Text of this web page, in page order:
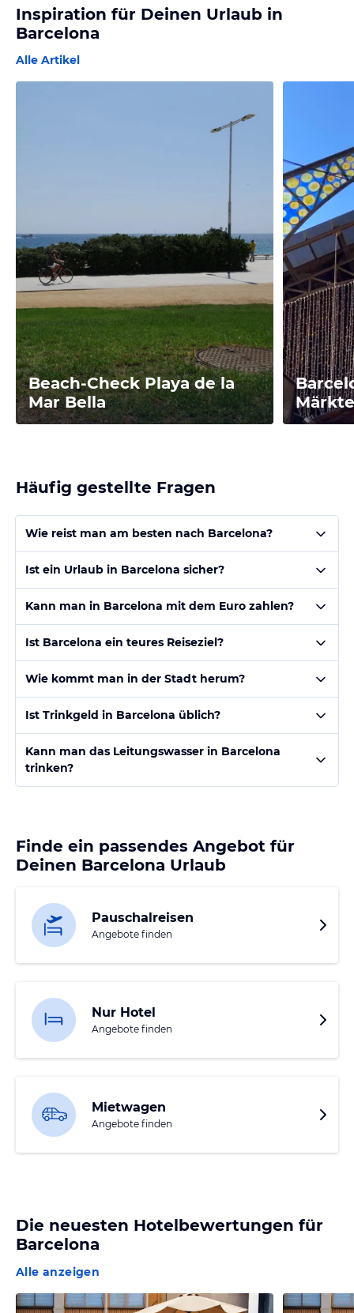
Inspiration für Deinen Urlaub in
Barcelona
Alle Artikel
Beach-Check Playa de la
Mar Bella
Häufig gestellte Fragen
Wie reist man am besten nach Barcelona?
Ist ein Urlaub in Barcelona sicher?
Kann man in Barcelona mit dem Euro zahlen?
Ist Barcelona ein teures Reiseziel?
Wie kommt man in der Stadt herum?
Ist Trinkgeld in Barcelona üblich?
Kann man das Leitungswasser in Barcelona
trinken?
Finde ein passendes Angebot für
Deinen Barcelona Urlaub
Pauschalreisen
Angebote finden
Nur Hotel
Angebote finden
Mietwagen
Angebote finden
Die neuesten Hotelbewertungen für
Barcelona
Alle anzeigen